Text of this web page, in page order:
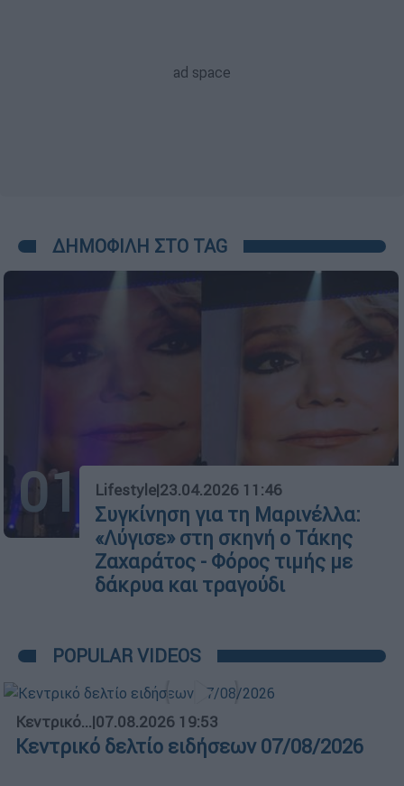
ΔΗΜΟΦΙΛΗ ΣΤΟ TAG
01 Lifestyle|23.04.2026 11:46
Συγκίνηση για τη Μαρινέλλα:
«Λύγισε» στη σκηνή ο Τάκης
Ζαχαράτος - Φόρος τιμής με
δάκρυα και τραγούδι
POPULAR VIDEOS
Κεντρικό...|07.08.2026 19:53
Κεντρικό δελτίο ειδήσεων 07/08/2026